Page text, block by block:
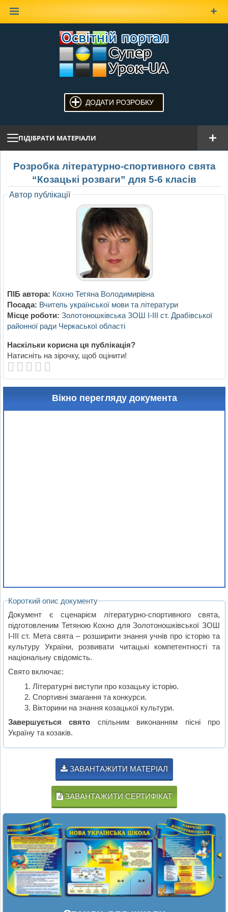
ДОДАТИ РОЗРОБКУ
ПІДІБРАТИ МАТЕРІАЛИ
Розробка літературно-спортивного свята
“Козацькі розваги” для 5-6 класів
Автор публікації
ПІБ автора: Кохно Тетяна Володимирівна
Посада: Вчитель української мови та літератури
Місце роботи: Золотоношківська ЗОШ І-ІІІ ст. Драбівської
районної ради Черкаської області
Наскільки корисна ця публікація?
Натисніть на зірочку, щоб оцінити!
Вікно перегляду документа
Короткий опис документу
Документ є сценарієм літературно-спортивного свята,
підготовленим Тетяною Кохно для Золотоношківської ЗОШ
І-ІІІ ст. Мета свята – розширити знання учнів про історію та
культуру України, розвивати читацькі компетентності та
національну свідомість.
Свято включає:
Літературні виступи про козацьку історію.
Спортивні змагання та конкурси.
Вікторини на знання козацької культури.
Завершується свято спільним виконанням пісні про
Україну та козаків.
ЗАВАНТАЖИТИ МАТЕРІАЛ
ЗАВАНТАЖИТИ СЕРТИФІКАТ